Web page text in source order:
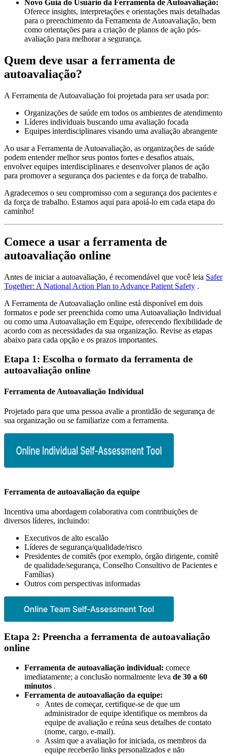
Novo Guia do Usuário da Ferramenta de Autoavaliação:
Oferece insights, interpretações e orientações mais detalhadas
para o preenchimento da Ferramenta de Autoavaliação, bem
como orientações para a criação de planos de ação pós-
avaliação para melhorar a segurança.
Quem deve usar a ferramenta de
autoavaliação?
A Ferramenta de Autoavaliação foi projetada para ser usada por:
Organizações de saúde em todos os ambientes de atendimento
Líderes individuais buscando uma avaliação focada
Equipes interdisciplinares visando uma avaliação abrangente
Ao usar a Ferramenta de Autoavaliação, as organizações de saúde
podem entender melhor seus pontos fortes e desafios atuais,
envolver equipes interdisciplinares e desenvolver planos de ação
para promover a segurança dos pacientes e da força de trabalho.
Agradecemos o seu compromisso com a segurança dos pacientes e
da força de trabalho. Estamos aqui para apoiá-lo em cada etapa do
caminho!
Comece a usar a ferramenta de
autoavaliação online
Antes de iniciar a autoavaliação, é recomendável que você leia Safer
Together: A National Action Plan to Advance Patient Safety .
A Ferramenta de Autoavaliação online está disponível em dois
formatos e pode ser preenchida como uma Autoavaliação Individual
ou como uma Autoavaliação em Equipe, oferecendo flexibilidade de
acordo com as necessidades da sua organização. Revise as etapas
abaixo para cada opção e os prazos importantes.
Etapa 1: Escolha o formato da ferramenta de
autoavaliação online
Ferramenta de Autoavaliação Individual
Projetado para que uma pessoa avalie a prontidão de segurança de
sua organização ou se familiarize com a ferramenta.
Ferramenta de autoavaliação da equipe
Incentiva uma abordagem colaborativa com contribuições de
diversos líderes, incluindo:
Executivos de alto escalão
Líderes de segurança/qualidade/risco
Presidentes de comitês (por exemplo, órgão dirigente, comitê
de qualidade/segurança, Conselho Consultivo de Pacientes e
Famílias)
Outros com perspectivas informadas
Etapa 2: Preencha a ferramenta de autoavaliação
online
Ferramenta de autoavaliação individual: comece
imediatamente; a conclusão normalmente leva de 30 a 60
minutos .
Ferramenta de autoavaliação da equipe:
Antes de começar, certifique-se de que um
administrador de equipe identifique os membros da
equipe de avaliação e reúna seus detalhes de contato
(nome, cargo, e-mail).
Assim que a avaliação for iniciada, os membros da
equipe receberão links personalizados e não